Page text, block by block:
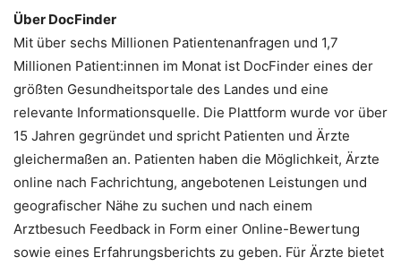
Über DocFinder
Mit über sechs Millionen Patientenanfragen und 1,7
Millionen Patient:innen im Monat ist DocFinder eines der
größten Gesundheitsportale des Landes und eine
relevante Informationsquelle. Die Plattform wurde vor über
15 Jahren gegründet und spricht Patienten und Ärzte
gleichermaßen an. Patienten haben die Möglichkeit, Ärzte
online nach Fachrichtung, angebotenen Leistungen und
geografischer Nähe zu suchen und nach einem
Arztbesuch Feedback in Form einer Online-Bewertung
sowie eines Erfahrungsberichts zu geben. Für Ärzte bietet